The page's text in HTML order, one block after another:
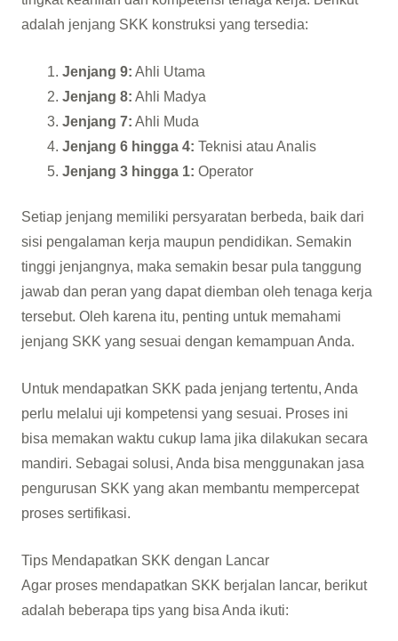
adalah jenjang SKK konstruksi yang tersedia:
Jenjang 9: Ahli Utama
Jenjang 8: Ahli Madya
Jenjang 7: Ahli Muda
Jenjang 6 hingga 4: Teknisi atau Analis
Jenjang 3 hingga 1: Operator
Setiap jenjang memiliki persyaratan berbeda, baik dari
sisi pengalaman kerja maupun pendidikan. Semakin
tinggi jenjangnya, maka semakin besar pula tanggung
jawab dan peran yang dapat diemban oleh tenaga kerja
tersebut. Oleh karena itu, penting untuk memahami
jenjang SKK yang sesuai dengan kemampuan Anda.
Untuk mendapatkan SKK pada jenjang tertentu, Anda
perlu melalui uji kompetensi yang sesuai. Proses ini
bisa memakan waktu cukup lama jika dilakukan secara
mandiri. Sebagai solusi, Anda bisa menggunakan jasa
pengurusan SKK yang akan membantu mempercepat
proses sertifikasi.
Tips Mendapatkan SKK dengan Lancar
Agar proses mendapatkan SKK berjalan lancar, berikut
adalah beberapa tips yang bisa Anda ikuti: